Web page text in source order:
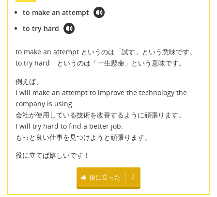
to make an attempt
to try hard
to make an attempt というのは「試す」という意味です。
to try hard というのは「一生懸命」という意味です。
例えば、
I will make an attempt to improve the technology the
company is using.
会社が使用している技術を改善するように頑張ります。
I will try hard to find a better job.
もっと良い仕事を見つけようと頑張ります。
役に立てば嬉しいです！
役に立った 7